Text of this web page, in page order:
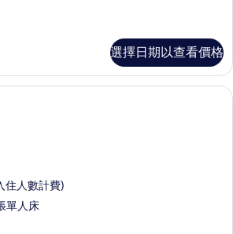
選擇日期以查看價格
兔子城堡 | 迷你吧、書桌、遮光布/窗
住人數計費)
單人床